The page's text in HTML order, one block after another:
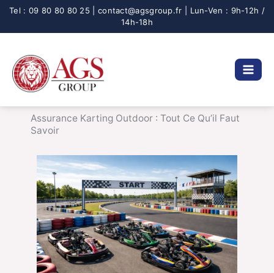
Aller
Assurance Karting Outdoor : Tout Ce Qu’il Faut
Savoir